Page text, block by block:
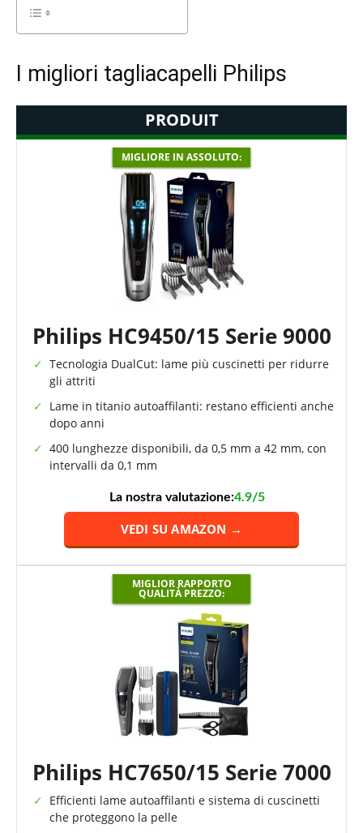
I migliori tagliacapelli Philips
PRODUIT
MIGLIORE IN ASSOLUTO:
Philips HC9450/15 Serie 9000
Tecnologia DualCut: lame più cuscinetti per ridurre
gli attriti
Lame in titanio autoaffilanti: restano efficienti anche
dopo anni
400 lunghezze disponibili, da 0,5 mm a 42 mm, con
intervalli da 0,1 mm
La nostra valutazione:4.9/5
VEDI SU AMAZON →
MIGLIOR RAPPORTO
QUALITÀ PREZZO:
Philips HC7650/15 Serie 7000
Efficienti lame autoaffilanti e sistema di cuscinetti
che proteggono la pelle